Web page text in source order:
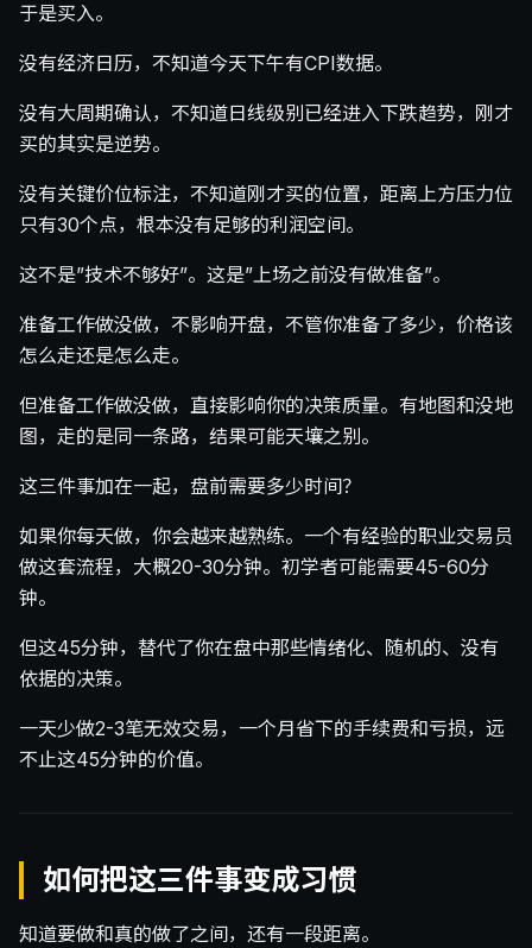
于是买入。
没有经济日历，不知道今天下午有CPI数据。
没有大周期确认，不知道日线级别已经进入下跌趋势，刚才
买的其实是逆势。
没有关键价位标注，不知道刚才买的位置，距离上方压力位
只有30个点，根本没有足够的利润空间。
这不是”技术不够好”。这是”上场之前没有做准备”。
准备工作做没做，不影响开盘，不管你准备了多少，价格该
怎么走还是怎么走。
但准备工作做没做，直接影响你的决策质量。有地图和没地
图，走的是同一条路，结果可能天壤之别。
这三件事加在一起，盘前需要多少时间？
如果你每天做，你会越来越熟练。一个有经验的职业交易员
做这套流程，大概20-30分钟。初学者可能需要45-60分
钟。
但这45分钟，替代了你在盘中那些情绪化、随机的、没有
依据的决策。
一天少做2-3笔无效交易，一个月省下的手续费和亏损，远
不止这45分钟的价值。
如何把这三件事变成习惯
知道要做和真的做了之间，还有一段距离。